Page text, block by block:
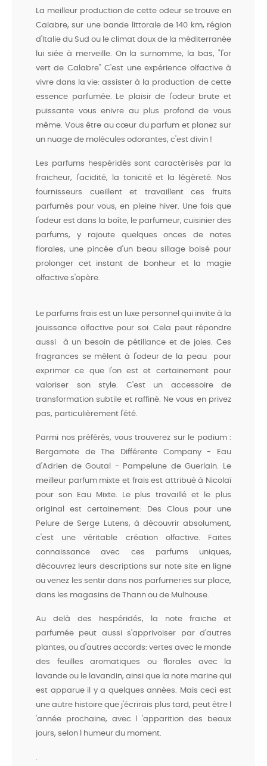
La meilleur production de cette odeur se trouve en
Calabre, sur une bande littorale de 140 km, région
d'Italie du Sud ou le climat doux de la méditerranée
lui siée à merveille. On la surnomme, la bas, "l'or
vert de Calabre" C'est une expérience olfactive à
vivre dans la vie: assister à la production de cette
essence parfumée. Le plaisir de l'odeur brute et
puissante vous enivre au plus profond de vous
même. Vous être au cœur du parfum et planez sur
un nuage de molécules odorantes, c'est divin !
Les parfums hespéridés sont caractérisés par la
fraicheur, l'acidité, la tonicité et la légèreté. Nos
fournisseurs cueillent et travaillent ces fruits
parfumés pour vous, en pleine hiver. Une fois que
l'odeur est dans la boîte, le parfumeur, cuisinier des
parfums, y rajoute quelques onces de notes
florales, une pincée d'un beau sillage boisé pour
prolonger cet instant de bonheur et la magie
olfactive s'opère.
Le parfums frais est un luxe personnel qui invite à la
jouissance olfactive pour soi. Cela peut répondre
aussi à un besoin de pétillance et de joies. Ces
fragrances se mêlent à l'odeur de la peau pour
exprimer ce que l'on est et certainement pour
valoriser son style. C'est un accessoire de
transformation subtile et raffiné. Ne vous en privez
pas, particulièrement l'été.
Parmi nos préférés, vous trouverez sur le podium :
Bergamote de The Différente Company - Eau
d'Adrien de Goutal - Pampelune de Guerlain. Le
meilleur parfum mixte et frais est attribué à Nicolaï
pour son Eau Mixte. Le plus travaillé et le plus
original est certainement: Des Clous pour une
Pelure de Serge Lutens, à découvrir absolument,
c'est une véritable création olfactive. Faites
connaissance avec ces parfums uniques,
découvrez leurs descriptions sur note site en ligne
ou venez les sentir dans nos parfumeries sur place,
dans les magasins de Thann ou de Mulhouse.
Au delà des hespéridés, la note fraiche et
parfumée peut aussi s'apprivoiser par d'autres
plantes, ou d'autres accords: vertes avec le monde
des feuilles aromatiques ou florales avec la
lavande ou le lavandin, ainsi que la note marine qui
est apparue il y a quelques années. Mais ceci est
une autre histoire que j'écrirais plus tard, peut être l
'année prochaine, avec l 'apparition des beaux
jours, selon l humeur du moment.